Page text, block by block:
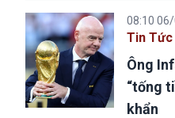
08:10
Tin Tức
Ông
“tống
khẩn